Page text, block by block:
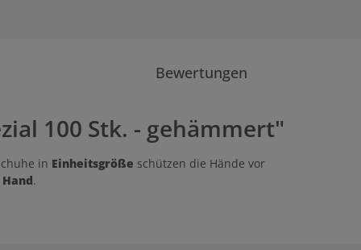
Bewertungen
100 Stk. - gehämmert"
in Einheitsgröße schützen die Hände vor
.